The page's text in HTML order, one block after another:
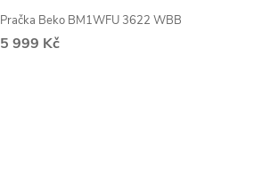
Pračka Beko BM1WFU 3622 WBB
5 999 Kč